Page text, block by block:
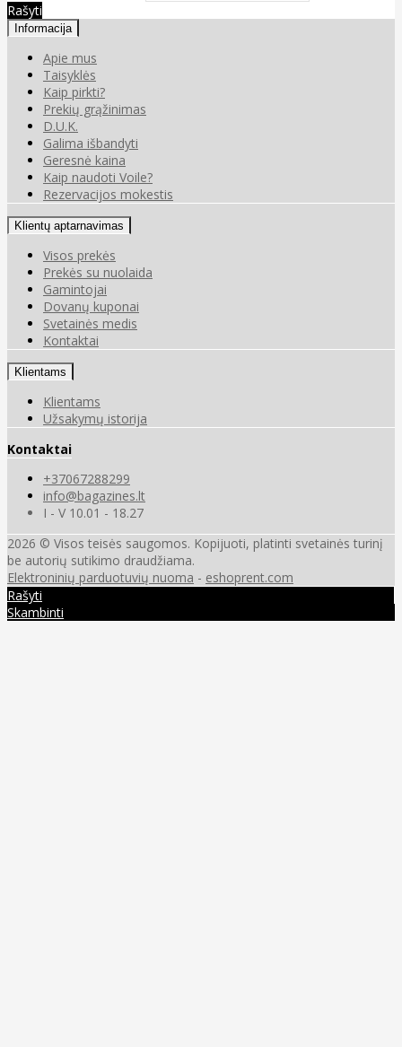
Rašyti
Informacija
Apie mus
Taisyklės
Kaip pirkti?
Prekių grąžinimas
D.U.K.
Galima išbandyti
Geresnė kaina
Kaip naudoti Voile?
Rezervacijos mokestis
Klientų aptarnavimas
Visos prekės
Prekės su nuolaida
Gamintojai
Dovanų kuponai
Svetainės medis
Kontaktai
Klientams
Klientams
Užsakymų istorija
Kontaktai
+37067288299
info@bagazines.lt
I - V 10.01 - 18.27
2026 © Visos teisės saugomos. Kopijuoti, platinti svetainės turinį
be autorių sutikimo draudžiama.
Elektroninių parduotuvių nuoma - eshoprent.com
Rašyti
Skambinti